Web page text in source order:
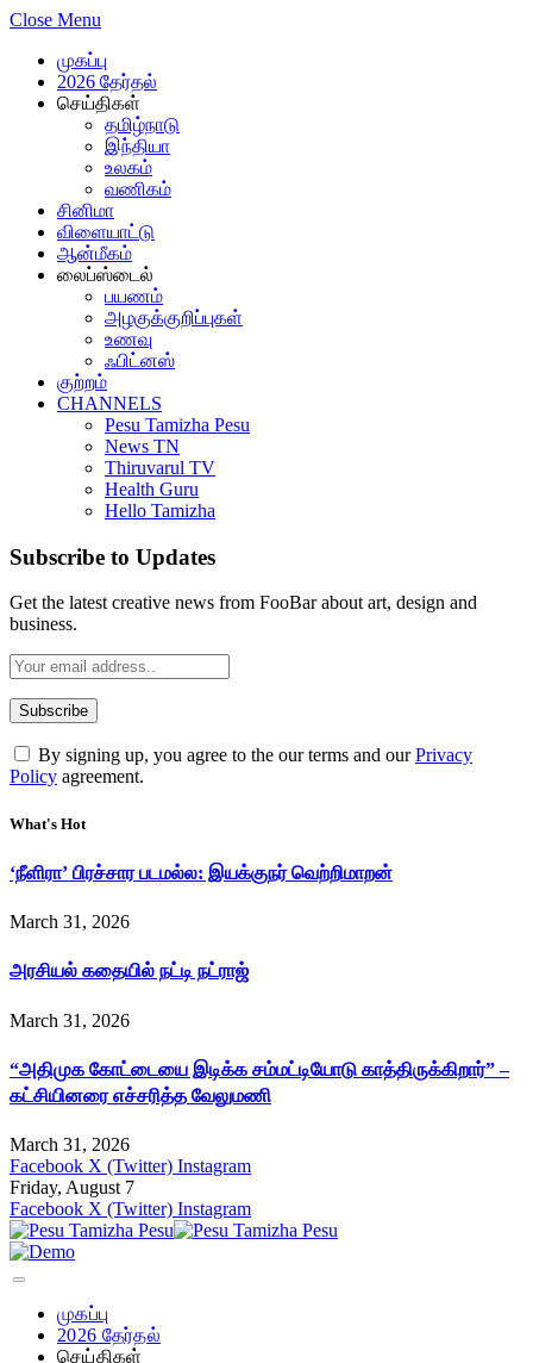
Close Menu
முகப்பு
2026 தேர்தல்
செய்திகள்
தமிழ்நாடு
இந்தியா
உலகம்
வணிகம்
சினிமா
விளையாட்டு
ஆன்மீகம்
லைப்ஸ்டைல்
பயணம்
அழகுக்குறிப்புகள்
உணவு
ஃபிட்னஸ்
குற்றம்
CHANNELS
Pesu Tamizha Pesu
News TN
Thiruvarul TV
Health Guru
Hello Tamizha
Subscribe to Updates
Get the latest creative news from FooBar about art, design and
business.
By signing up, you agree to the our terms and ourPrivacy
Policy agreement.
What's Hot
‘நீளிரா’ பிரச்சார படமல்ல: இயக்குநர் வெற்றிமாறன்
March 31, 2026
அரசியல் கதையில் நட்டி நட்ராஜ்
March 31, 2026
“அதிமுக கோட்டையை இடிக்க சம்மட்டியோடு காத்திருக்கிறார்” –
கட்சியினரை எச்சரித்த வேலுமணி
March 31, 2026
Facebook X (Twitter) Instagram
Friday, August 7
Facebook X (Twitter) Instagram
முகப்பு
2026 தேர்தல்
செய்திகள்